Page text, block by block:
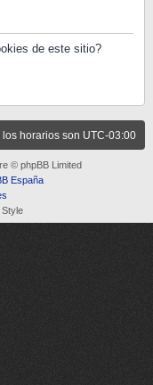
de este sitio?
los horarios son UTC-03:00
© phpBB Limited
España